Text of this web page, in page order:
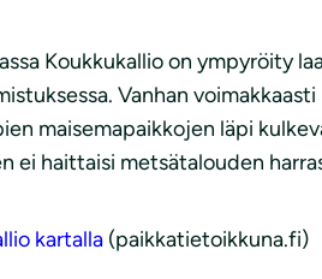
Koukkukallio on ympyröity
Vanhan
maisemapaikkojen läpi
ei haittaisi metsätalouden
kartalla (paikkatietoikkuna.fi)